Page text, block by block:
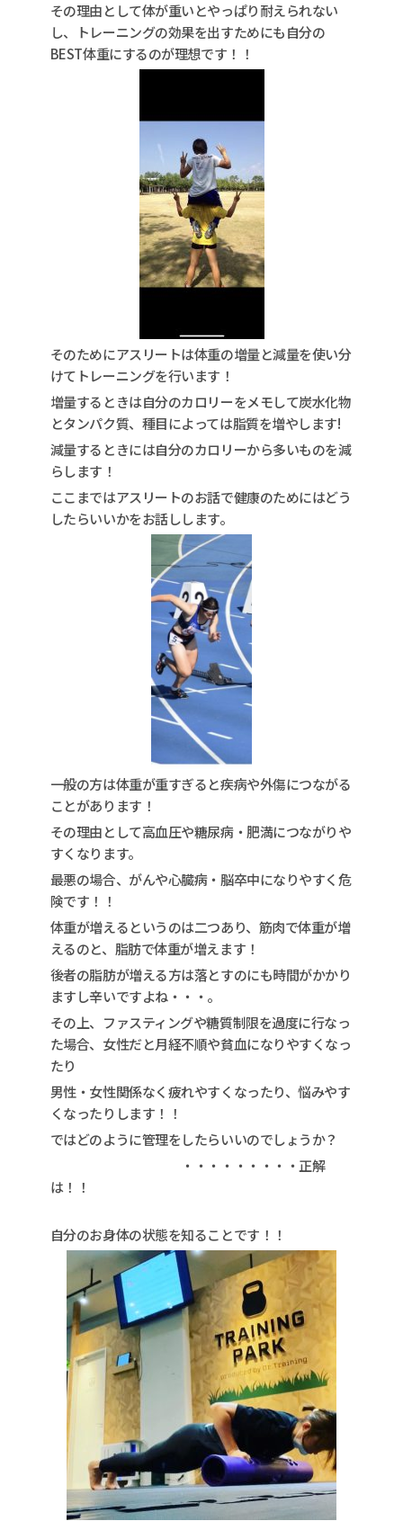
その理由として体が重いとやっぱり耐えられない
し、トレーニングの効果を出すためにも自分の
BEST体重にするのが理想です！！
そのためにアスリートは体重の増量と減量を使い分
けてトレーニングを行います！
増量するときは自分のカロリーをメモして炭水化物
とタンパク質、種目によっては脂質を増やします!
減量するときには自分のカロリーから多いものを減
らします！
ここまではアスリートのお話で健康のためにはどう
したらいいかをお話しします。
一般の方は体重が重すぎると疾病や外傷につながる
ことがあります！
その理由として高血圧や糖尿病・肥満につながりや
すくなります。
最悪の場合、がんや心臓病・脳卒中になりやすく危
険です！！
体重が増えるというのは二つあり、筋肉で体重が増
えるのと、脂肪で体重が増えます！
後者の脂肪が増える方は落とすのにも時間がかかり
ますし辛いですよね・・・。
その上、ファスティングや糖質制限を過度に行なっ
た場合、女性だと月経不順や貧血になりやすくなっ
たり
男性・女性関係なく疲れやすくなったり、悩みやす
くなったりします！！
ではどのように管理をしたらいいのでしょうか？
・・・・・・・・・正解
は！！
自分のお身体の状態を知ることです！！